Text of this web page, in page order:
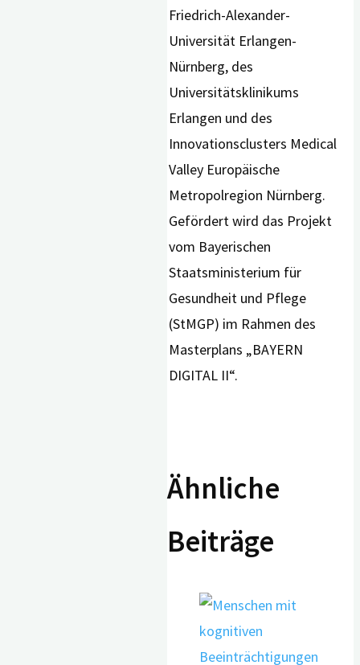
Friedrich-Alexander-
Universität Erlangen-
Nürnberg, des
Universitätsklinikums
Erlangen und des
Innovationsclusters Medical
Valley Europäische
Metropolregion Nürnberg.
Gefördert wird das Projekt
vom Bayerischen
Staatsministerium für
Gesundheit und Pflege
(StMGP) im Rahmen des
Masterplans „BAYERN
DIGITAL II“.
Ähnliche
Beiträge